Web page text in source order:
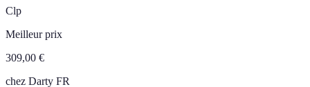
Clp
Meilleur prix
309,00 €
chez Darty FR